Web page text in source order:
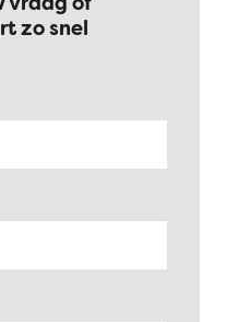
vraag of
zo snel